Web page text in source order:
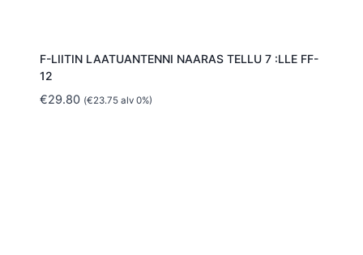
F-LIITIN LAATUANTENNI NAARAS TELLU 7 :LLE FF-
12
€29.80 (€23.75alv 0%)